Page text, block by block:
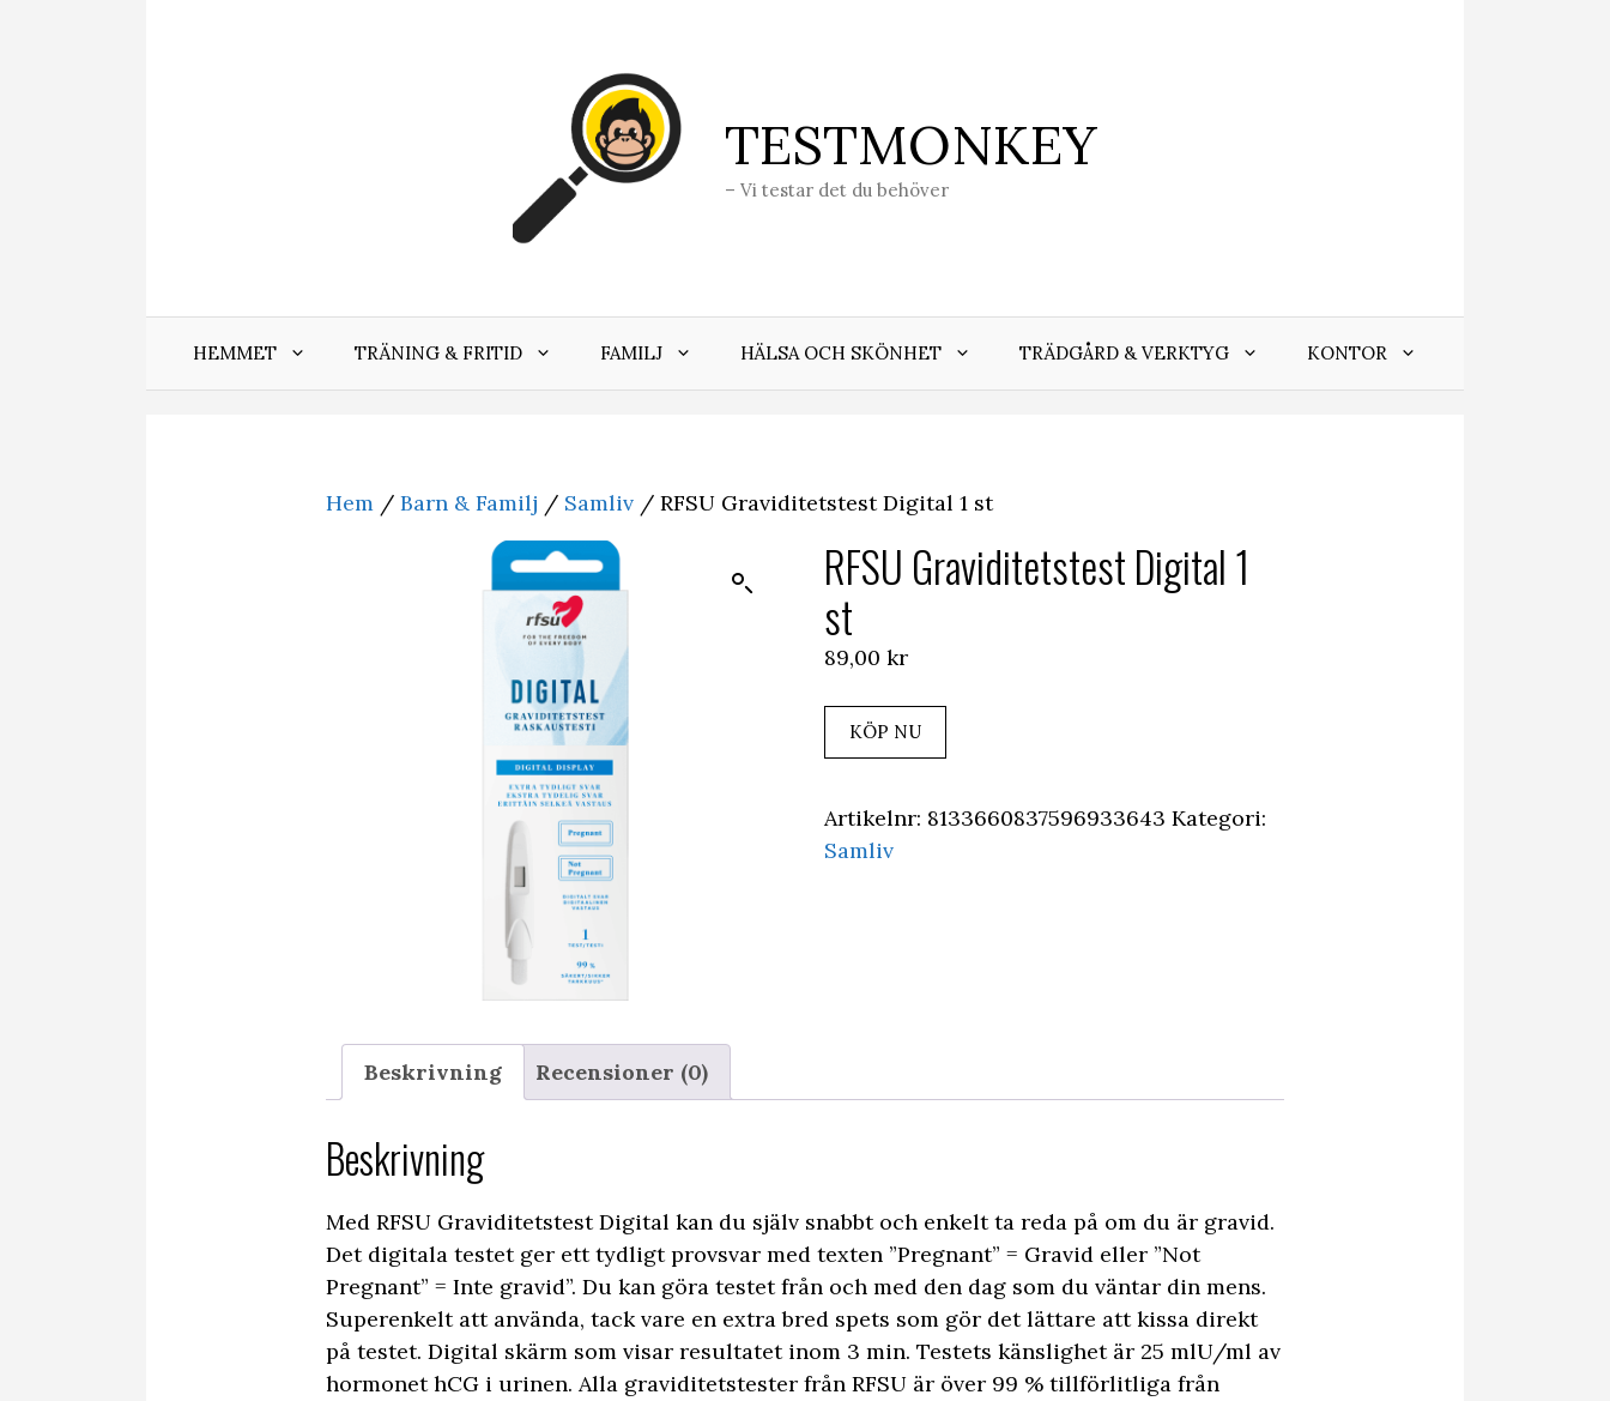
TESTMONKEY
– Vi testar det du behöver
HEMMET TRÄNING & FRITID FAMILJ HÄLSA OCH SKÖNHET TRÄDGÅRD & VERKTYG KONTOR
Hem / Barn & Familj / Samliv / RFSU Graviditetstest Digital 1 st
RFSU Graviditetstest Digital 1
st
89,00 kr
KÖP NU
Artikelnr: 8133660837596933643 Kategori:
Samliv
Beskrivning Recensioner (0)
Beskrivning
Med RFSU Graviditetstest Digital kan du själv snabbt och enkelt ta reda på om du är gravid.
Det digitala testet ger ett tydligt provsvar med texten ”Pregnant” = Gravid eller ”Not
Pregnant” = Inte gravid”. Du kan göra testet från och med den dag som du väntar din mens.
Superenkelt att använda, tack vare en extra bred spets som gör det lättare att kissa direkt
på testet. Digital skärm som visar resultatet inom 3 min. Testets känslighet är 25 mlU/ml av
hormonet hCG i urinen. Alla graviditetstester från RFSU är över 99 % tillförlitliga från